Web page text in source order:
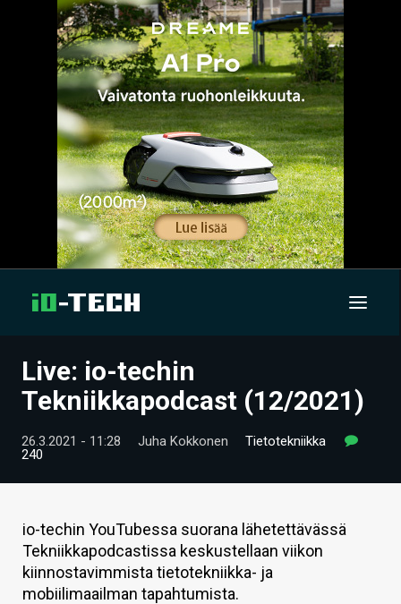
UUTISET
VIDEOT
TIETOA
HINTA.FI
Live: io-techin
Tekniikkapodcast (12/2021)
26.3.2021 - 11:28 Juha Kokkonen
Tietotekniikka
240
io-techin YouTubessa suorana lähetettävässä
Tekniikkapodcastissa keskustellaan viikon
kiinnostavimmista tietotekniikka- ja
mobiilimaailman tapahtumista.